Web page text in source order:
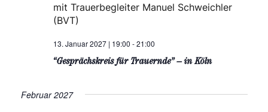
13. Januar 2027 | 19:00 -21:00
“Gesprächskreis für Trauernde” – in Köln
mit Trauerbegleiter Manuel Schweichler
(BVT)
Februar 2027